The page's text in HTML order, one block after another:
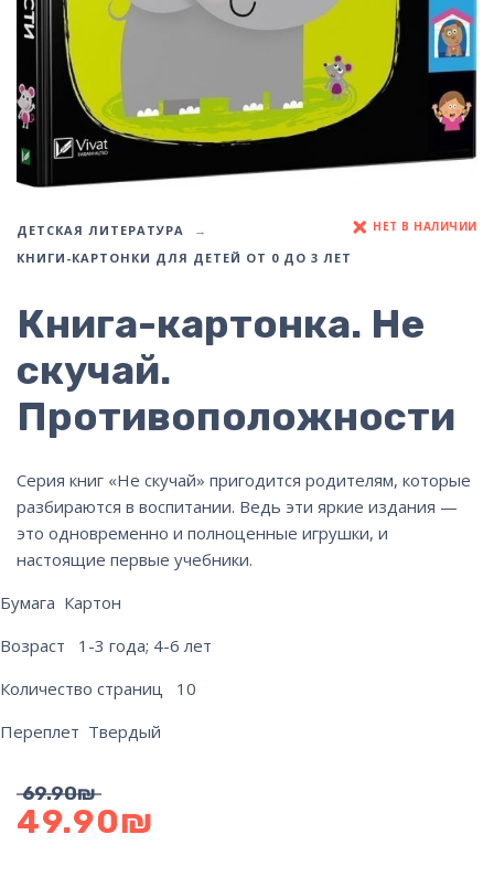
ДЕТСКАЯ ЛИТЕРАТУРА
КНИГИ-КАРТОНКИ ДЛЯ ДЕТЕЙ ОТ 0 ДО 3 ЛЕТ
НЕТ В НАЛИЧИИ
Книга-картонка. Не
скучай.
Противоположности
Серия книг «Не скучай» пригодится родителям, которые
разбираются в воспитании. Ведь эти яркие издания —
это одновременно и полноценные игрушки, и
настоящие первые учебники.
Бумага Картон
Возраст 1-3 года; 4-6 лет
Количество страниц 10
Переплет Твердый
69.90₪
49.90₪